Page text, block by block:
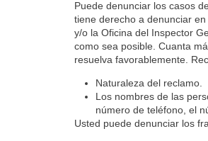
Puede denunciar los casos
tiene derecho a denunciar
y/o la Oficina del Inspector
como sea posible. Cuanta
resuelva favorablemente.
Naturaleza del reclamo.
Los nombres de las
número de teléfono, el
Usted puede denunciar los